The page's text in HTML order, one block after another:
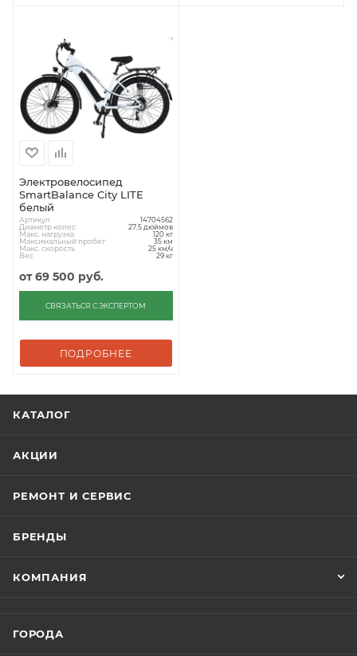
Электровелосипед
SmartBalance City LITE
белый
Артикул 14704562
Диаметр колес 27.5 дюймов
Макс. нагрузка 120 кг
Максимальный пробег 35 км
Макс. скорость 25 км/ч
Вес 29 кг
от69 500 руб.
СВЯЗАТЬСЯ С ЭКСПЕРТОМ
ПОДРОБНЕЕ
КАТАЛОГ
АКЦИИ
РЕМОНТ И СЕРВИС
БРЕНДЫ
КОМПАНИЯ
ГОРОДА